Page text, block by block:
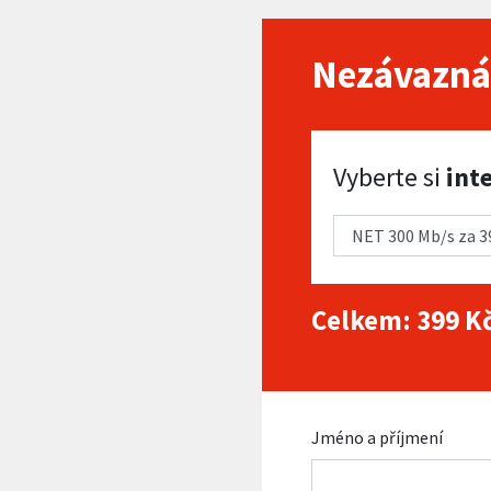
Vyberte si internet
Vyberte si
Celkem: 399
Jméno a příjmení